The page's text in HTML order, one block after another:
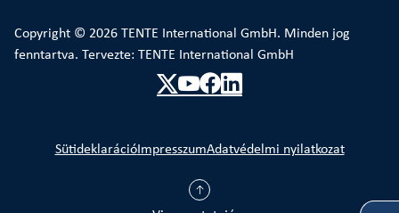
Copyright © 2026 TENTE International GmbH. Minden jog
fenntartva. Tervezte: TENTE International GmbH
SütideklarációImpresszumAdatvédelmi nyilatkozat